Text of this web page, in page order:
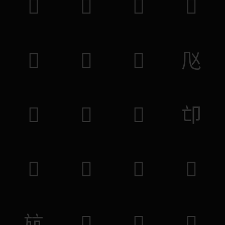
𣢝 𣃛 𢳺 𤑀
𤁟 𤰂 𤠡 𠘰
𠉏 𠷲 𡇓 𠨑
𢳹 𣒻 𢔷 𣱽